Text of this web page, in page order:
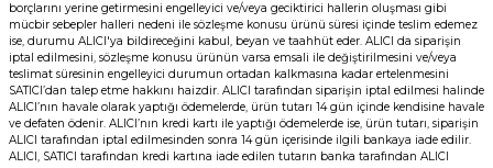
borçlarını yerine getirmesini engelleyici ve/veya geciktirici hallerin oluşması gibi
mücbir sebepler halleri nedeni ile sözleşme konusu ürünü süresi içinde teslim edemez
ise, durumu ALICI'ya bildireceğini kabul, beyan ve taahhüt eder. ALICI da siparişin
iptal edilmesini, sözleşme konusu ürünün varsa emsali ile değiştirilmesini ve/veya
teslimat süresinin engelleyici durumun ortadan kalkmasına kadar ertelenmesini
SATICI’dan talep etme hakkını haizdir. ALICI tarafından siparişin iptal edilmesi halinde
ALICI’nın havale olarak yaptığı ödemelerde, ürün tutarı 14 gün içinde kendisine havale
ve defaten ödenir. ALICI’nın kredi kartı ile yaptığı ödemelerde ise, ürün tutarı, siparişin
ALICI tarafından iptal edilmesinden sonra 14 gün içerisinde ilgili bankaya iade edilir.
ALICI, SATICI tarafından kredi kartına iade edilen tutarın banka tarafından ALICI